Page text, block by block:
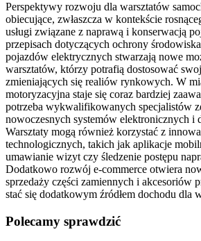
Perspektywy rozwoju dla warsztatów
obiecujące, zwłaszcza w kontekście
usługi związane z naprawą i konserwacją
przepisach dotyczących ochrony
pojazdów elektrycznych stwarzają nowe
warsztatów, którzy potrafią dostosować
zmieniających się realiów rynkowych. W
motoryzacyjna staje się coraz bardziej
potrzeba wykwalifikowanych specjalistów
nowoczesnych systemów elektronicznych i
Warsztaty mogą również korzystać z
technologicznych, takich jak aplikacje
umawianie wizyt czy śledzenie postępu
Dodatkowo rozwój e-commerce otwiera
sprzedaży części zamiennych i akcesoriów
stać się dodatkowym źródłem dochodu dla
Polecamy sprawdzić